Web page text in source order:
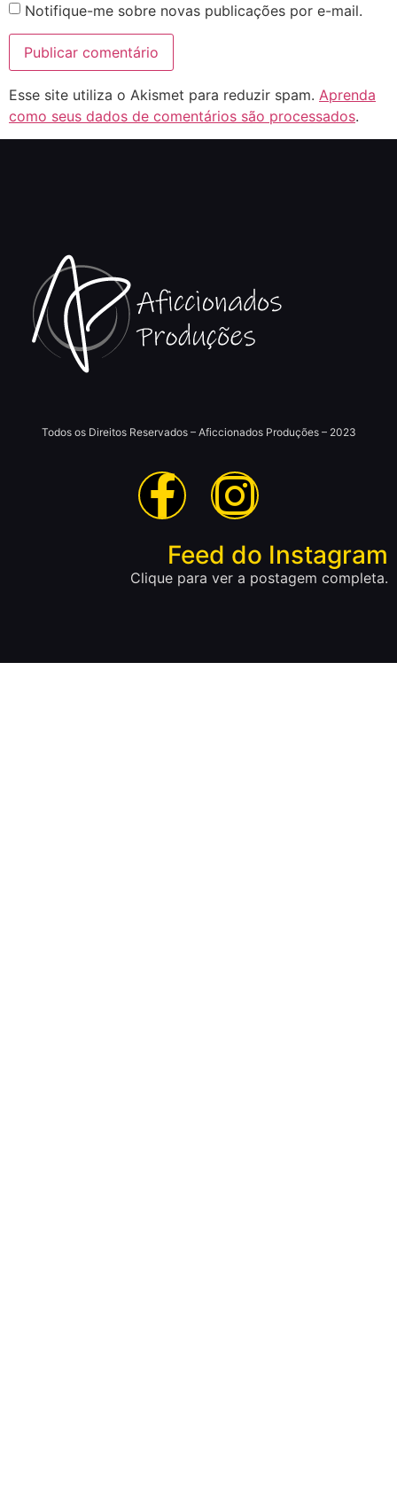
Notifique-me sobre novas publicações por e-mail.
Esse site utiliza o Akismet para reduzir spam. Aprenda
como seus dados de comentários são processados.
Todos os Direitos Reservados – Aficcionados Produções – 2023
Feed do Instagram
Clique para ver a postagem completa.